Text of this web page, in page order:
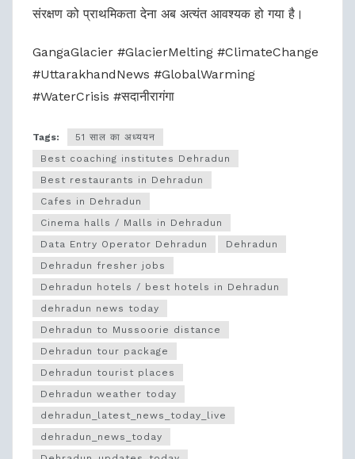
संरक्षण को प्राथमिकता देना अब अत्यंत आवश्यक हो गया है।
GangaGlacier #GlacierMelting #ClimateChange
#UttarakhandNews #GlobalWarming
#WaterCrisis #सदानीरागंगा
Tags:
51 साल का अध्ययन
Best coaching institutes Dehradun
Best restaurants in Dehradun
Cafes in Dehradun
Cinema halls / Malls in Dehradun
Data Entry Operator Dehradun
Dehradun
Dehradun fresher jobs
Dehradun hotels / best hotels in Dehradun
dehradun news today
Dehradun to Mussoorie distance
Dehradun tour package
Dehradun tourist places
Dehradun weather today
dehradun_latest_news_today_live
dehradun_news_today